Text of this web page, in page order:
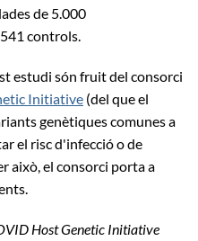
de 5.000
controls.
estudi són fruit del consorci
Initiative (del que el
genètiques comunes a
el risc d'infecció o de
això, el consorci porta a
Host Genetic Initiative